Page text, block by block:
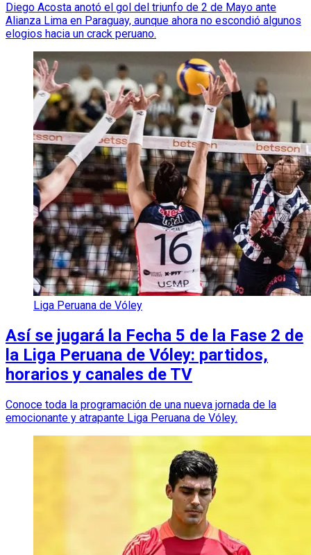
Diego Acosta anotó el gol del triunfo de 2 de Mayo ante
Alianza Lima en Paraguay, aunque ahora no escondió algunos
elogios hacia un crack peruano.
Liga Peruana de Vóley
Así se jugará la Fecha 5 de la Fase 2 de
la Liga Peruana de Vóley: partidos,
horarios y canales de TV
Conoce toda la programación de una nueva jornada de la
emocionante y atrapante Liga Peruana de Vóley.